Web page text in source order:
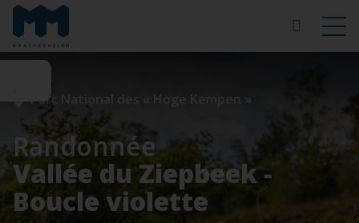
Parc National des « Hoge Kempen »
Randonnée
Vallée du Ziepbeek -
Boucle violette